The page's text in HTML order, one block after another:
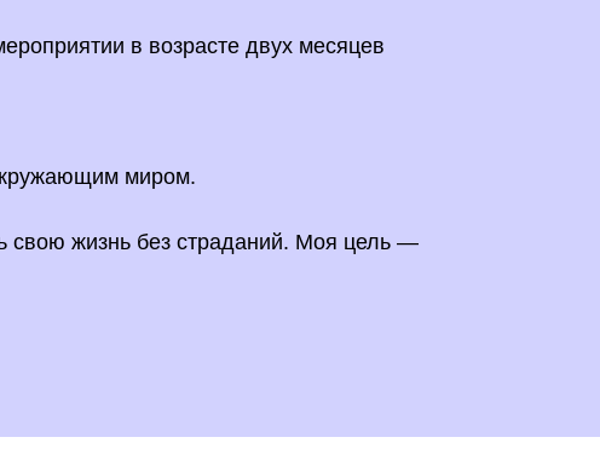
в возрасте двух месяцев
миром.
свою жизнь без страданий. Моя цель —